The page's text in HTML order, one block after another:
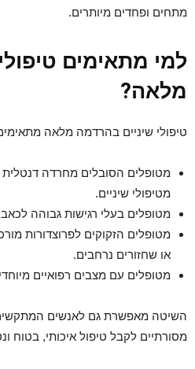
מתחים ופחדים מיותרים.
למי מתאימים
מלאה?
טיפולי שיניים בהרדמה מלאה
מטופלים הסובלים מחרדה דנטלית
מטיפולי שיניים.
מטופלים בעלי רגישות גבוהה
מטופלים הזקוקים לפרוצדורות
או שחזורים נרחבים.
מטופלים עם מצבים רפואיים
השיטה מאפשרת גם לאנשים המתקשים
מסורתיים לקבל טיפול איכותי, בטוח